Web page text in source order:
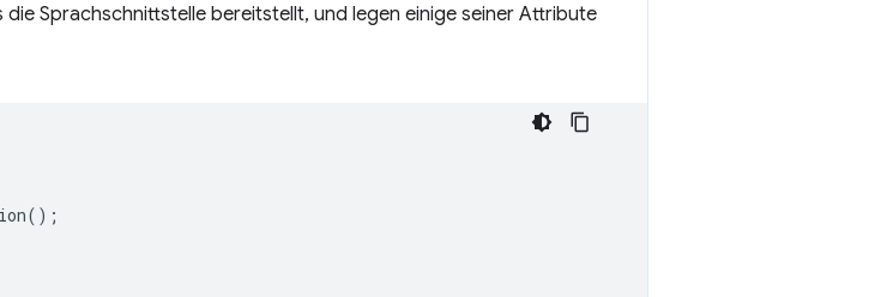
die Sprachschnittstelle bereitstellt, und legen einige seiner Attribute
();